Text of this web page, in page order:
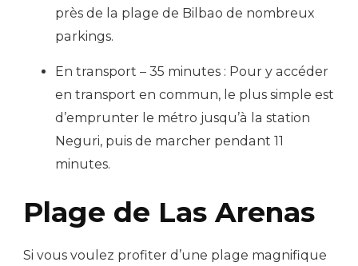
près de la plage de Bilbao de nombreux
parkings.
En transport – 35 minutes : Pour y accéder
en transport en commun, le plus simple est
d’emprunter le métro jusqu’à la station
Neguri, puis de marcher pendant 11
minutes.
Plage de Las Arenas
Si vous voulez profiter d’une plage magnifique